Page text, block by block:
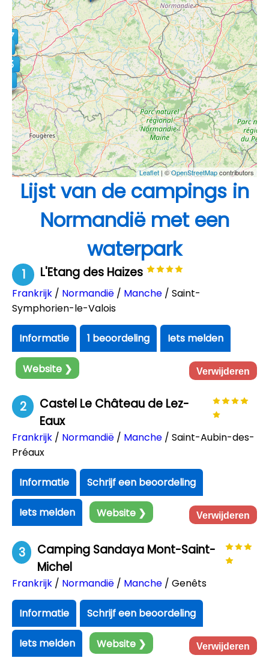
Leaflet | ©OpenStreetMapcontributors
Lijst van de campings in
Normandië met een
waterpark
1 L'Etang des Haizes
Frankrijk / Normandië / Manche / Saint-
Symphorien-le-Valois
Informatie 1 beoordeling Iets melden
Website ❯ Verwijderen
2
Castel Le Château de Lez-
Eaux
Frankrijk / Normandië / Manche / Saint-Aubin-des-
Préaux
Informatie Schrijf een beoordeling
Iets melden Website ❯ Verwijderen
3
Camping Sandaya Mont-Saint-
Michel
Frankrijk / Normandië / Manche / Genêts
Informatie Schrijf een beoordeling
Iets melden Website ❯ Verwijderen